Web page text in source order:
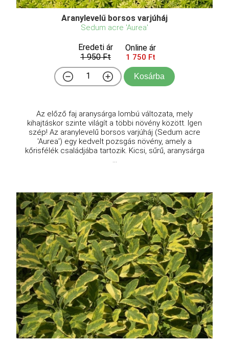
Aranylevelű borsos varjúháj
Sedum acre 'Aurea'
Eredeti ár
1 950 Ft
Online ár
1 750 Ft
Kosárba
Az előző faj aranysárga lombú változata, mely
kihajtáskor szinte világít a többi növény között. Igen
szép! Az aranylevelű borsos varjúháj (Sedum acre
'Aurea') egy kedvelt pozsgás növény, amely a
kőrisfélék családjába tartozik. Kicsi, sűrű, aranysárga
...